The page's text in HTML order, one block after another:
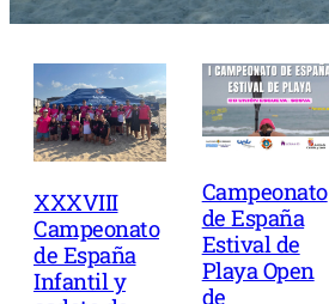
XXXVIII
Campeonato
de España
Infantil y
Campeonato
de España
Estival de
Playa Open
de